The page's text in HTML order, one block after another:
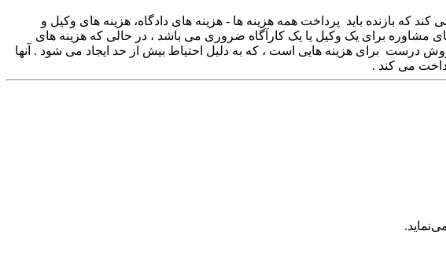
را فراهم می کند که بازنده باید پرداخت همه هزینه ها - هزینه های دادگاه، هزینه های وکیل و
مشاوره برای یک وکیل یا یک کارآگاه ضروری می باشد ، در حالی که هزینه های
درست برای هزینه هایی است ، که به دلیل احتیاط بیش از حد ایجاد می شود . آنها
می کند .